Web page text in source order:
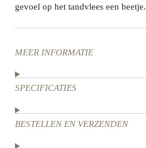
gevoel op het tandvlees een beetje.
MEER INFORMATIE
SPECIFICATIES
BESTELLEN EN VERZENDEN